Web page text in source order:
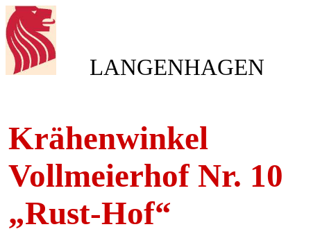
LANGENHAGEN
Krähenwinkel
Vollmeierhof Nr. 10
„Rust-Hof“